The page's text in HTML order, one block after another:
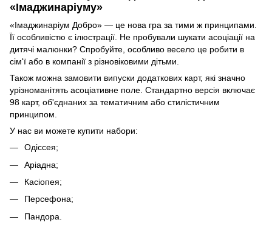
«Імаджинаріуму»
«Імаджинаріум Добро» — це нова гра за тими ж принципами.
Її особливістю є ілюстрації. Не пробували шукати асоціації на
дитячі малюнки? Спробуйте, особливо весело це робити в
сім'ї або в компанії з різновіковими дітьми.
Також можна замовити випуски додаткових карт, які значно
урізноманітять асоціативне поле. Стандартно версія включає
98 карт, об'єднаних за тематичним або стилістичним
принципом.
У нас ви можете купити набори:
Одіссея;
Аріадна;
Касіопея;
Персефона;
Пандора.